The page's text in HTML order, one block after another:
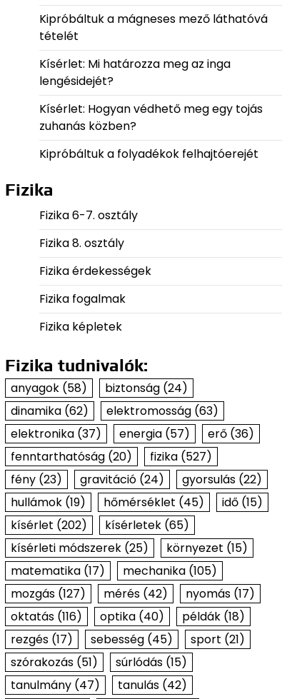
Kipróbáltuk a mágneses mező láthatóvá
tételét
Kísérlet: Mi határozza meg az inga
lengésidejét?
Kísérlet: Hogyan védhető meg egy tojás
zuhanás közben?
Kipróbáltuk a folyadékok felhajtóerejét
Fizika
Fizika 6-7. osztály
Fizika 8. osztály
Fizika érdekességek
Fizika fogalmak
Fizika képletek
Fizika tudnivalók:
anyagok(58) biztonság(24)
dinamika(62) elektromosság(63)
elektronika(37) energia(57) erő(36)
fenntarthatóság(20) fizika(527)
fény(23) gravitáció(24) gyorsulás(22)
hullámok(19) hőmérséklet (45) idő(15)
kísérlet (202) kísérletek(65)
kísérleti módszerek(25) környezet (15)
matematika(17) mechanika(105)
mozgás(127) mérés(42) nyomás(17)
oktatás(116) optika(40) példák(18)
rezgés(17) sebesség(45) sport (21)
szórakozás(51) súrlódás(15)
tanulmány(47) tanulás(42)